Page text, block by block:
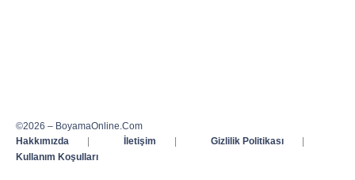
©2026 – BoyamaOnline.Com
Hakkımızda
| İletişim | Gizlilik Politikası
|
Kullanım Koşulları